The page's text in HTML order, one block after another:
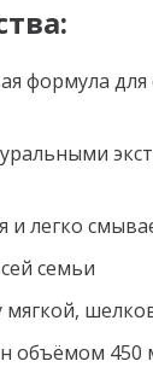
формула
и легко
семьи
мягкой,
объёмом 450